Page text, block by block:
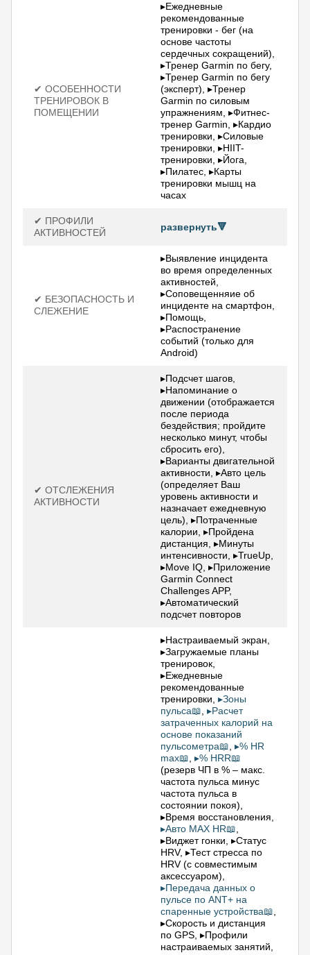
✔ ОСОБЕННОСТИ
ТРЕНИРОВОК В
ПОМЕЩЕНИИ
▸Ежедневные
рекомендованные
тренировки - бег (на
основе частоты
сердечных сокращений),
▸Тренер Garmin по бегу,
▸Тренер Garmin по бегу
(эксперт), ▸Тренер
Garmin по силовым
упражнениям, ▸Фитнес-
тренер Garmin, ▸Кардио
тренировки, ▸Силовые
тренировки, ▸HIIT-
тренировки, ▸Йога,
▸Пилатес, ▸Карты
тренировки мышц на
часах
✔ ПРОФИЛИ
АКТИВНОСТЕЙ
развернуть🔻
✔ БЕЗОПАСНОСТЬ И
СЛЕЖЕНИЕ
▸Выявление инцидента
во время определенных
активностей,
▸Соповещенняие об
инциденте на смартфон,
▸Помощь,
▸Распостранение
событий (только для
Android)
✔ ОТСЛЕЖЕНИЯ
АКТИВНОСТИ
▸Подсчет шагов,
▸Напоминание о
движении (отображается
после периода
бездействия; пройдите
несколько минут, чтобы
сбросить его),
▸Варианты двигательной
активности, ▸Авто цель
(определяет Ваш
уровень активности и
назначает ежедневную
цель), ▸Потраченные
калории, ▸Пройдена
дистанция, ▸Минуты
интенсивности, ▸TrueUp,
▸Move IQ, ▸Приложение
Garmin Connect
Challenges APP,
▸Автоматический
подсчет повторов
▸Настраиваемый экран,
▸Загружаемые планы
тренировок,
▸Ежедневные
рекомендованные
тренировки, ▸Зоны
пульса📖 ▸Расчет
затраченных калорий на
основе показаний
пульсометра📖 ▸% HR
max📖 ▸% HRR📖
(резерв ЧП в % – макс.
частота пульса минус
частота пульса в
состоянии покоя),
▸Время восстановления,
▸Авто MAX HR📖
▸Виджет гонки, ▸Статус
HRV, ▸Тест стресса по
HRV (с совместимым
аксессуаром),
▸Передача данных о
пульсе по ANT+ на
спаренные устройства📖
▸Скорость и дистанция
по GPS, ▸Профили
настраиваемых занятий,